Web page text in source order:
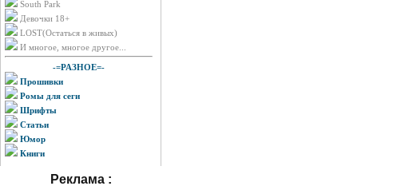
South Park
Девочки 18+
LOST(Остаться в живых)
И многое, многое другое...
-=РАЗНОЕ=-
Прошивки
Ромы для сеги
Шрифты
Статьи
Юмор
Книги
Реклама :